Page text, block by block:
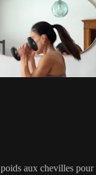
aux chevilles